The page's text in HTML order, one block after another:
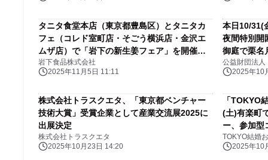
タニタ食堂本店（東京都豊島区）とタニタカ
フェ（コレド室町店・そごう横浜店・金沢エ
ムザ店）で「岩下の新生姜フェア」を開催
［期間：食堂11/10～14、カフェ11/3～
12/31］
岩下食品株式会社
2025年11月5日 11:11
本日10/31(
夜間特別開
御庭で栗名
公益財団法
2025年10
株式会社トラスクエタ、「東京都ベンチャー
技術大賞」受賞企業として産業交流展2025に
出展決定
株式会社トラスクエタ
2025年10月23日 14:20
「TOKYO
(土)有楽町
ー、参加型
都主催イベ
TOKYO結婚
2025年10